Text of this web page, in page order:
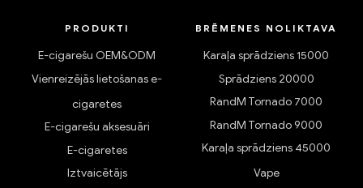
PRODUKTI
E-cigarešu OEM&ODM
Vienreizējās lietošanas e-
cigaretes
E-cigarešu aksesuāri
E-cigaretes
Iztvaicētājs
BRĒMENES NOLIKTAVA
Karaļa sprādziens 15000
Sprādziens 20000
RandM Tornado 7000
RandM Tornado 9000
Karaļa sprādziens 45000
Vape